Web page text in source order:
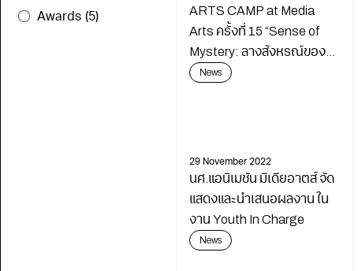
Awards (5)
ARTS CAMP at Media
Arts ครั้งที่ 15 “Sense of
Mystery: ลางสังหรณ์ของ
นักสืบ”
News
29 November 2022
นศ.แอนิเมชัน มีเดียอาตส์ จัด
แสดงและนำเสนอผลงาน ใน
งาน Youth In Charge
News